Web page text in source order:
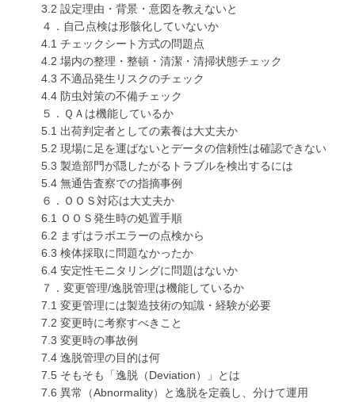
3.2 設定理由・背景・意図を教えないと
４．自己点検は形骸化していないか
4.1 チェックシート方式の問題点
4.2 場内の整理・整頓・清潔・清掃状態チェック
4.3 不適品発生リスクのチェック
4.4 防虫対策の不備チェック
５．ＱＡは機能しているか
5.1 出荷判定者としての素養は大丈夫か
5.2 現場に足を運ばないとデータの信頼性は確認できない
5.3 製造部門が隠したがるトラブルを検出するには
5.4 無通告査察での指摘事例
６．ＯＯＳ対応は大丈夫か
6.1 ＯＯＳ発生時の処置手順
6.2 まずはラボエラーの点検から
6.3 検体採取に問題なかったか
6.4 安定性モニタリングに問題はないか
７．変更管理/逸脱管理は機能しているか
7.1 変更管理には製造技術の知識・経験が必要
7.2 変更時に考察すべきこと
7.3 変更時の事故例
7.4 逸脱管理の目的は何
7.5 そもそも「逸脱（Deviation）」とは
7.6 異常（Abnormality）と逸脱を定義し、分けて運用